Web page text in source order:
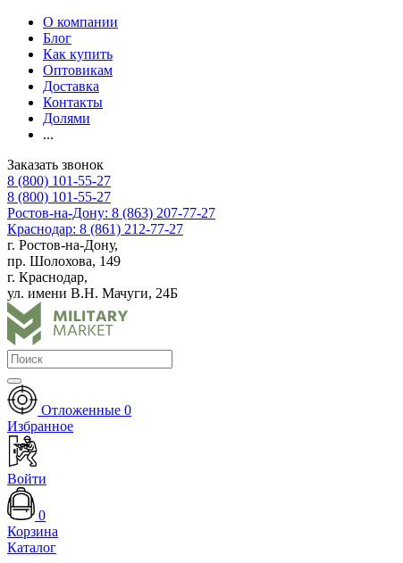
О компании
Блог
Как купить
Оптовикам
Доставка
Контакты
Долями
...
Заказать звонок
8 (800) 101-55-27
8 (800) 101-55-27
Ростов-на-Дону: 8 (863) 207-77-27
Краснодар: 8 (861) 212-77-27
г. Ростов-на-Дону,
пр. Шолохова, 149
г. Краснодар,
ул. имени В.Н. Мачуги, 24Б
Отложенные 0
Избранное
Войти
0
Корзина
Каталог